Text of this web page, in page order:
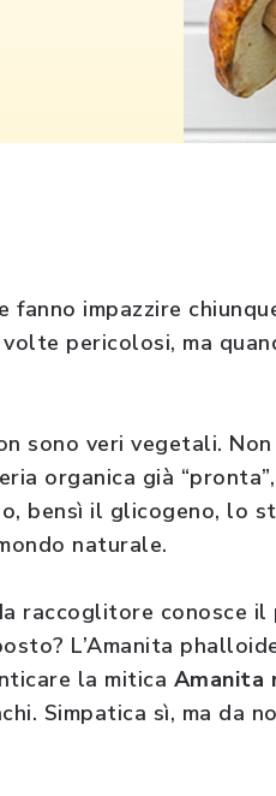
impazzire
pericolosi, ma
sono veri vegetali.
organica già “pronta”,
bensì il glicogeno, lo
naturale.
raccoglitore conosce il
L’Amanita
la mitica Amanita
Simpatica sì, ma da